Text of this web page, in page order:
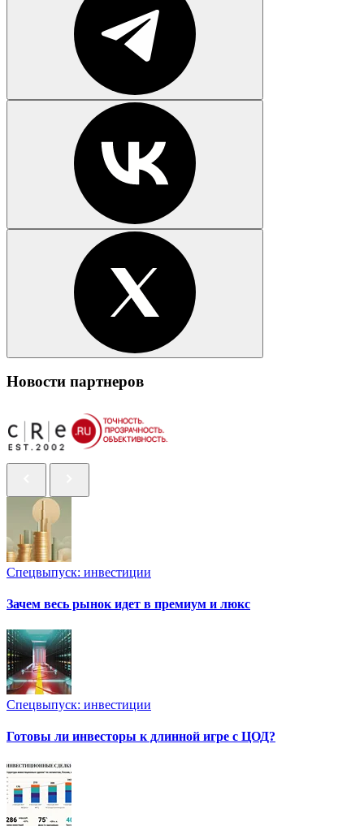
Новости партнеров
Спецвыпуск: инвестиции
Зачем весь рынок идет в премиум и люкс
Спецвыпуск: инвестиции
Готовы ли инвесторы к длинной игре с ЦОД?